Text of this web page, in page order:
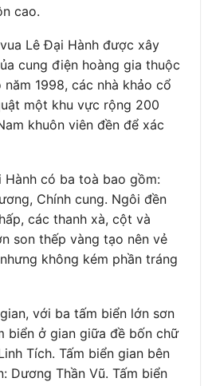
cao.
Lê Đại Hành được xây
cung điện hoàng gia thuộc
1998, các nhà khảo cổ
một khu vực rộng 200
khuôn viên đền để xác
có ba toà bao gồm:
Chính cung. Ngôi đền
các thanh xà, cột và
son thếp vàng tạo nên vẻ
không kém phần tráng
với ba tấm biển lớn sơn
biển ở gian giữa đề bốn chữ
Tích. Tấm biển gian bên
Dương Thần Vũ. Tấm biển